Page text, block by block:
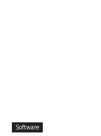
Software